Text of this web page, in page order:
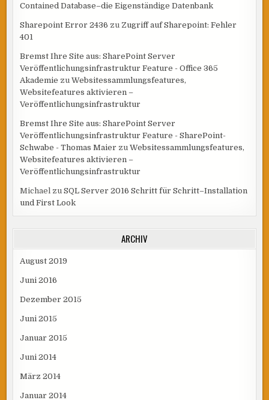
Contained Database–die Eigenständige Datenbank
Sharepoint Error 2436 zu Zugriff auf Sharepoint: Fehler
401
Bremst Ihre Site aus: SharePoint Server
Veröffentlichungsinfrastruktur Feature - Office 365
Akademie zuWebsitessammlungsfeatures,
Websitefeatures aktivieren –
Veröffentlichungsinfrastruktur
Bremst Ihre Site aus: SharePoint Server
Veröffentlichungsinfrastruktur Feature - SharePoint-
Schwabe - Thomas Maier zuWebsitessammlungsfeatures,
Websitefeatures aktivieren –
Veröffentlichungsinfrastruktur
Michael zuSQL Server 2016 Schritt für Schritt–Installation
und First Look
ARCHIV
August 2019
Juni 2016
Dezember 2015
Juni 2015
Januar 2015
Juni 2014
März 2014
Januar 2014